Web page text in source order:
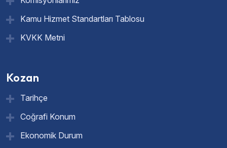
Kamu Hizmet Standartları Tablosu
KVKK Metni
Kozan
Tarihçe
Coğrafi Konum
Ekonomik Durum